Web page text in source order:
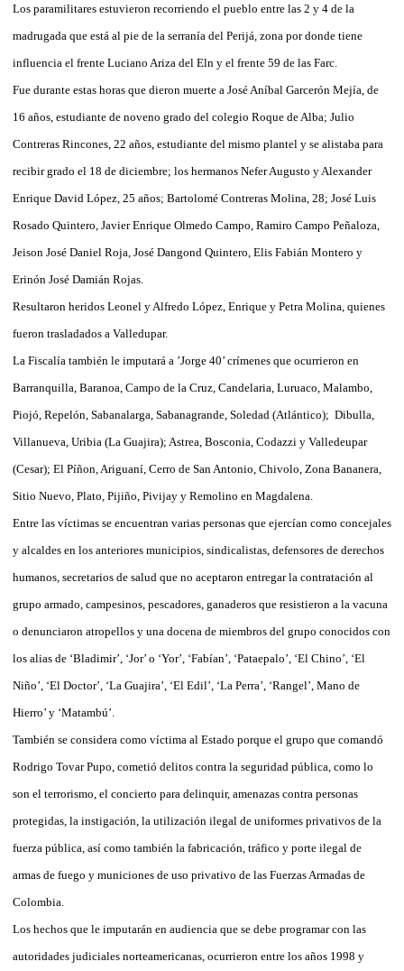
Los paramilitares estuvieron recorriendo el pueblo entre las 2 y 4 de la
madrugada que está al pie de la serranía del Perijá, zona por donde tiene
influencia el frente Luciano Ariza del Eln y el frente 59 de las Farc.
Fue durante estas horas que dieron muerte a José Aníbal Garcerón Mejía, de
16 años, estudiante de noveno grado del colegio Roque de Alba; Julio
Contreras Rincones, 22 años, estudiante del mismo plantel y se alistaba para
recibir grado el 18 de diciembre; los hermanos Nefer Augusto y Alexander
Enrique David López, 25 años; Bartolomé Contreras Molina, 28; José Luis
Rosado Quintero, Javier Enrique Olmedo Campo, Ramiro Campo Peñaloza,
Jeison José Daniel Roja, José Dangond Quintero, Elis Fabián Montero y
Erinón José Damián Rojas.
Resultaron heridos Leonel y Alfredo López, Enrique y Petra Molina, quienes
fueron trasladados a Valledupar.
La Fiscalía también le imputará a ’Jorge 40’ crímenes que ocurrieron en
Barranquilla, Baranoa, Campo de la Cruz, Candelaria, Luruaco, Malambo,
Piojó, Repelón, Sabanalarga, Sabanagrande, Soledad (Atlántico); Dibulla,
Villanueva, Uribia (La Guajira); Astrea, Bosconia, Codazzi y Valledeupar
(Cesar); El Píñon, Ariguaní, Cerro de San Antonio, Chivolo, Zona Bananera,
Sitio Nuevo, Plato, Pijiño, Pivijay y Remolino en Magdalena.
Entre las víctimas se encuentran varias personas que ejercían como concejales
y alcaldes en los anteriores municipios, sindicalistas, defensores de derechos
humanos, secretarios de salud que no aceptaron entregar la contratación al
grupo armado, campesinos, pescadores, ganaderos que resistieron a la vacuna
o denunciaron atropellos y una docena de miembros del grupo conocidos con
los alias de ‘Bladimir’, ‘Jor’ o ‘Yor’, ‘Fabían’, ‘Pataepalo’, ‘El Chino’, ‘El
Niño’, ‘El Doctor’, ‘La Guajira’, ‘El Edil’, ‘La Perra’, ‘Rangel’, Mano de
Hierro’ y ‘Matambú’.
También se considera como víctima al Estado porque el grupo que comandó
Rodrigo Tovar Pupo, cometió delitos contra la seguridad pública, como lo
son el terrorismo, el concierto para delinquir, amenazas contra personas
protegidas, la instigación, la utilización ilegal de uniformes privativos de la
fuerza pública, así como también la fabricación, tráfico y porte ilegal de
armas de fuego y municiones de uso privativo de las Fuerzas Armadas de
Colombia.
Los hechos que le imputarán en audiencia que se debe programar con las
autoridades judiciales norteamericanas, ocurrieron entre los años 1998 y